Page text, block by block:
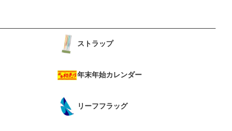
ストラップ
年末年始カレンダー
リーフフラッグ